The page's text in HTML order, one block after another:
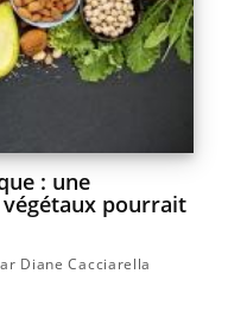
: une
pourrait
Diane Cacciarella